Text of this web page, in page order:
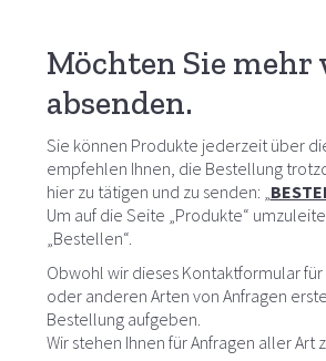
Möchten Sie mehr
absenden.
Sie können Produkte jederzeit über
empfehlen Ihnen, die Bestellung
hier zu tätigen und zu senden: „
Um auf die Seite „Produkte“
„Bestellen“.
Obwohl wir dieses Kontaktformular
oder anderen Arten von Anfragen
Bestellung aufgeben.
Wir stehen Ihnen für Anfragen aller Art